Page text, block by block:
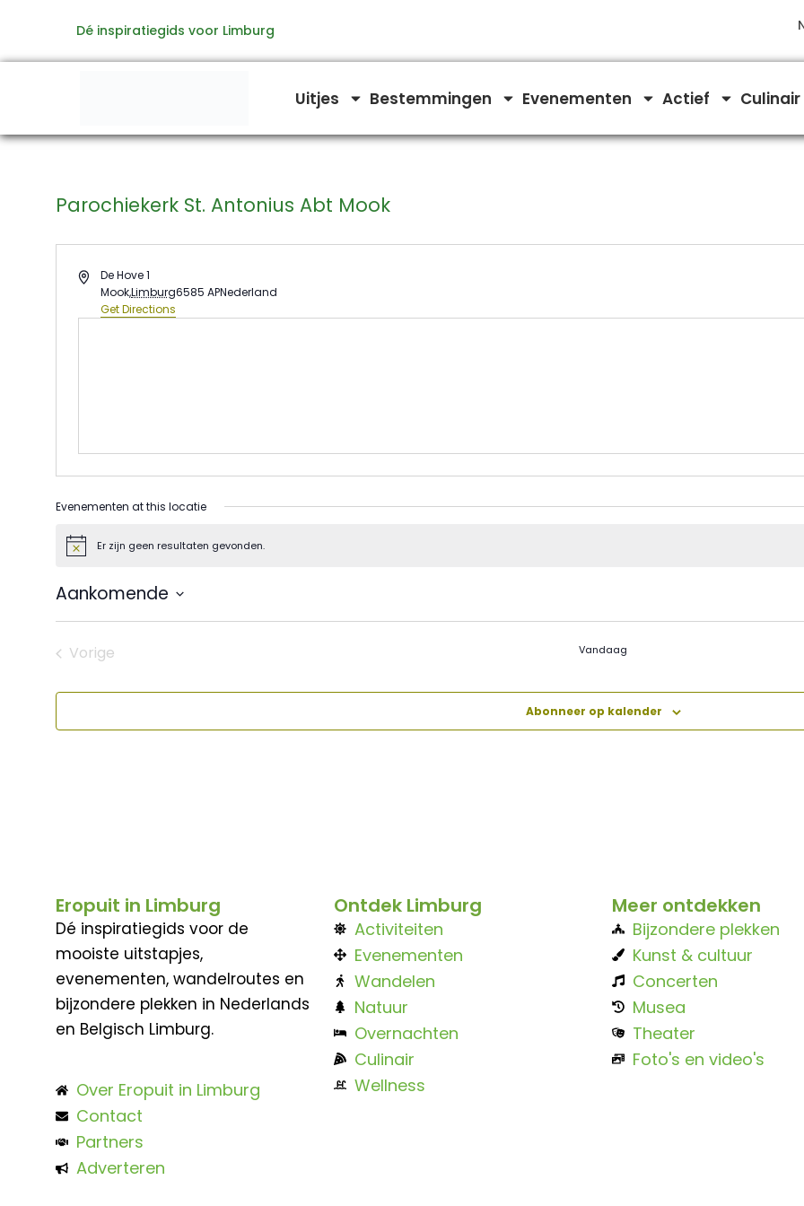
de
Dé inspiratiegids voor Limburg
Uitjes Bestemmingen Evenementen Actief Culinair
Parochiekerk St. Antonius Abt Mook
AddressDe Hove 1
Mook,Limburg6585 APNederland
Get Directions
Evenementen at this locatie
BerichtEr zijn geen resultaten gevonden.
Aankomende
datum.
Vorige
Vandaag
Abonneer op kalender
Eropuit in Limburg
Dé inspiratiegids voor de
mooiste uitstapjes,
evenementen, wandelroutes en
bijzondere plekken in Nederlands
en Belgisch Limburg.
Over Eropuit in Limburg
Contact
Partners
Adverteren
Ontdek Limburg
Activiteiten
Evenementen
Wandelen
Natuur
Overnachten
Culinair
Wellness
Meer ontdekken
Bijzondere plekken
Kunst & cultuur
Concerten
Musea
Theater
Foto's en video's